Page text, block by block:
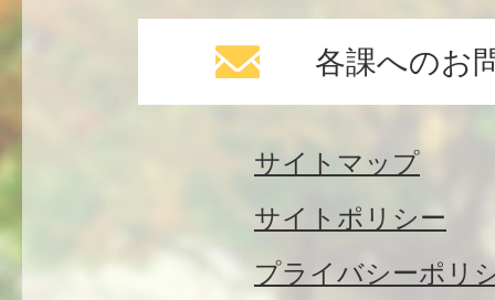
各課へのお
サイトマップ
サイトポリシー
プライバシーポリ